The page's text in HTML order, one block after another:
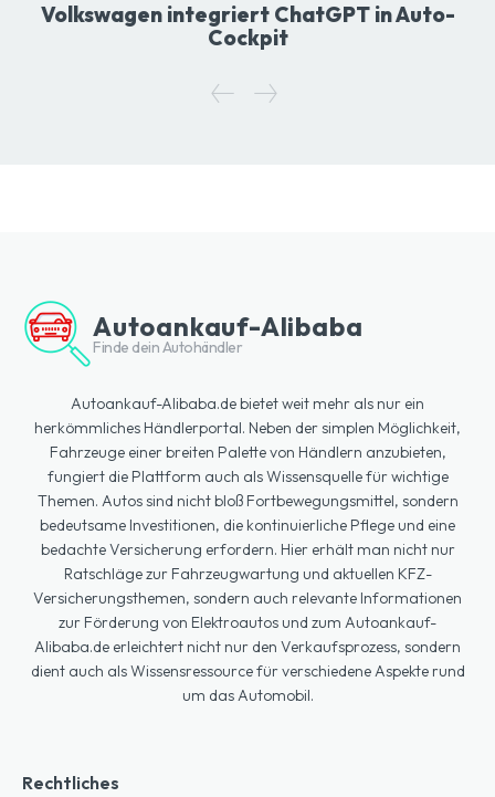
Volkswagen integriert ChatGPT in Auto-
Cockpit
Autoankauf-Alibaba
Finde dein Autohändler
Autoankauf-Alibaba.de bietet weit mehr als nur ein
herkömmliches Händlerportal. Neben der simplen Möglichkeit,
Fahrzeuge einer breiten Palette von Händlern anzubieten,
fungiert die Plattform auch als Wissensquelle für wichtige
Themen. Autos sind nicht bloß Fortbewegungsmittel, sondern
bedeutsame Investitionen, die kontinuierliche Pflege und eine
bedachte Versicherung erfordern. Hier erhält man nicht nur
Ratschläge zur Fahrzeugwartung und aktuellen KFZ-
Versicherungsthemen, sondern auch relevante Informationen
zur Förderung von Elektroautos und zum Autoankauf-
Alibaba.de erleichtert nicht nur den Verkaufsprozess, sondern
dient auch als Wissensressource für verschiedene Aspekte rund
um das Automobil.
Rechtliches